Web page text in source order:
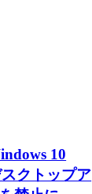
10
クトップア